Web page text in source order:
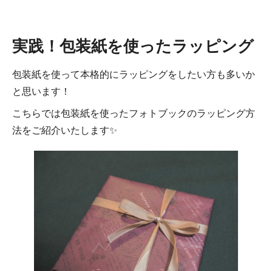
実践！包装紙を使ったラッピング
包装紙を使って本格的にラッピングをしたい方も多いか
と思います！
こちらでは包装紙を使ったフォトブックのラッピング方
法をご紹介いたします✨